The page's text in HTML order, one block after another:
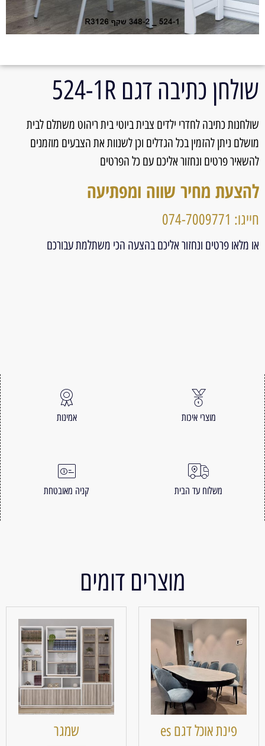
שולחן כתיבה דגם 524-1R
שולחנות כתיבה לחדרי ילדים צבית ביוטי בית ריהוט משתלם לבית
מושלם ניתן להזמין בכל הגדלים וכן לשנוות את הצבעים מוזמנים
להשאיר פרטים ונחזור אליכם עם כל הפרטים
להצעת מחיר שווה ומפתיעה
חייגו: 074-7009771
או מלאו פרטים ונחזור אליכם בהצעה הכי משתלמת עבורכם
מוצרי איכות אמינות
משלוח עד הבית קניה מאובטחת
מוצרים דומים
פינת אוכל דגם es שמגר